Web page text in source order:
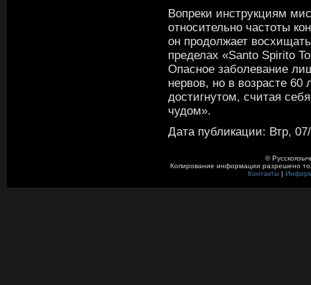
Вопреки инструкциям
относительно частоты
он продолжает
пределах «Santo Spirito
Опасное заболевание
нервов, но в возрасте 60
достигнутом, считая
чудом».
Дата публикации: Втр,
©
Копирование информации разрешено
Контакты|